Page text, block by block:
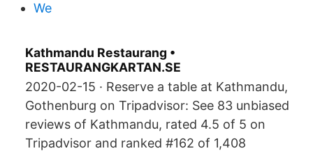
We
Kathmandu Restaurang •
RESTAURANGKARTAN.SE
2020-02-15 · Reserve a table at Kathmandu,
Gothenburg on Tripadvisor: See 83 unbiased
reviews of Kathmandu, rated 4.5 of 5 on
Tripadvisor and ranked #162 of 1,408